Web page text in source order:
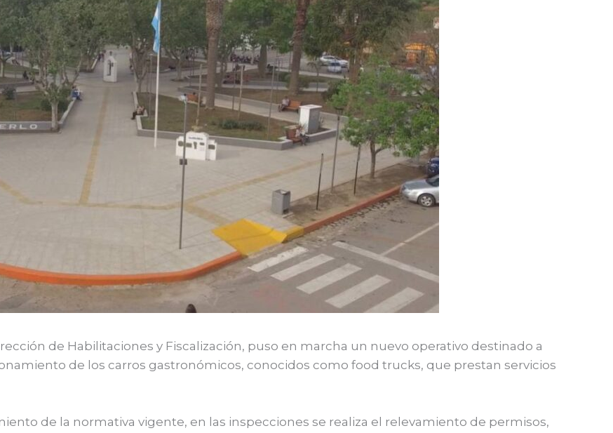
de Habilitaciones y Fiscalización, puso en marcha un nuevo operativo destinado a
de los carros gastronómicos, conocidos como food trucks, que prestan servicios
de la normativa vigente, en las inspecciones se realiza el relevamiento de permisos,